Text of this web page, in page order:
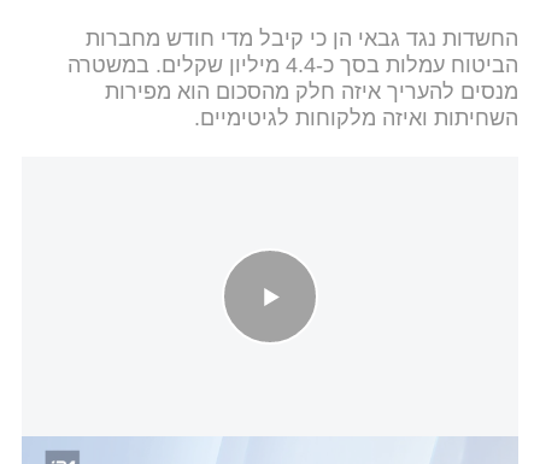
החשדות נגד גבאי הן כי קיבל מדי חודש מחברות
הביטוח עמלות בסך כ-4.4 מיליון שקלים. במשטרה
מנסים להעריך איזה חלק מהסכום הוא מפירות
השחיתות ואיזה מלקוחות לגיטימיים.
החשדות נגד השר מיקי זוהר: שוחד, מרמה והפרת אומנים - דאג